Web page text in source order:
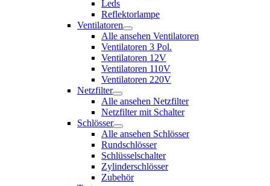
Leds
Reflektorlampe
Ventilatoren
Alle ansehen Ventilatoren
Ventilatoren 3 Pol.
Ventilatoren 12V
Ventilatoren 110V
Ventilatoren 220V
Netzfilter
Alle ansehen Netzfilter
Netzfilter mit Schalter
Schlösser
Alle ansehen Schlösser
Rundschlösser
Schlüsselschalter
Zylinderschlösser
Zubehör